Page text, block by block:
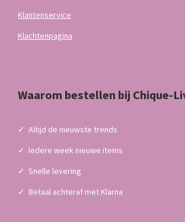
Klantenservice
Klachtenpagina
Waarom bestellen bij Chique-
✓ Altijd de nieuwste trends
✓ Iedere week nieuwe items
✓ Snelle levering
✓ Betaal achteraf met Klarna